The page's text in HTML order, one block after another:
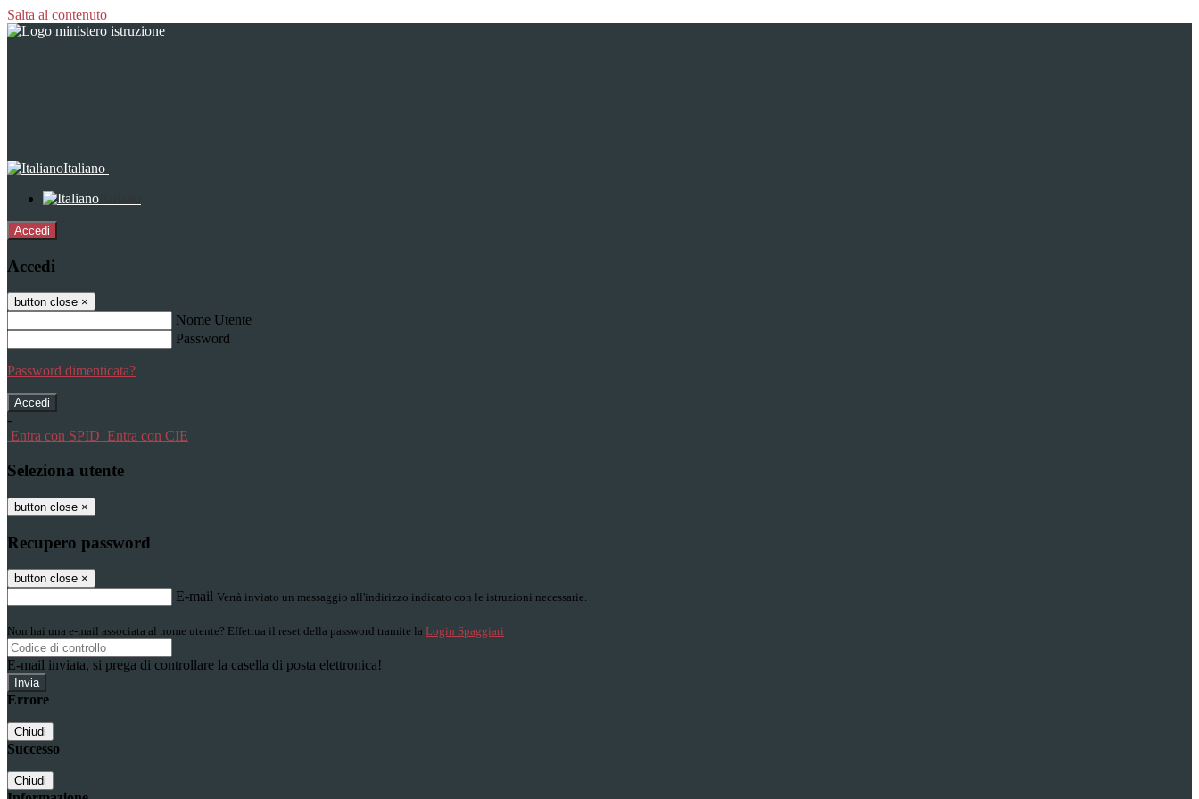
Salta al contenuto
Italiano
Accedi
Accedi
button close ×
Nome Utente
Password
Password dimenticata?
-
Entra con SPID Entra con CIE
Seleziona utente
button close ×
Recupero password
button close ×
E-mail Verrà inviato un messaggio all'indirizzo indicato con le istruzioni necessarie.
Non hai una e-mail associata al nome utente? Effettua il reset della password tramite la Login Spaggiari
E-mail inviata, si prega di controllare la casella di posta elettronica!
Errore
Chiudi
Successo
Chiudi